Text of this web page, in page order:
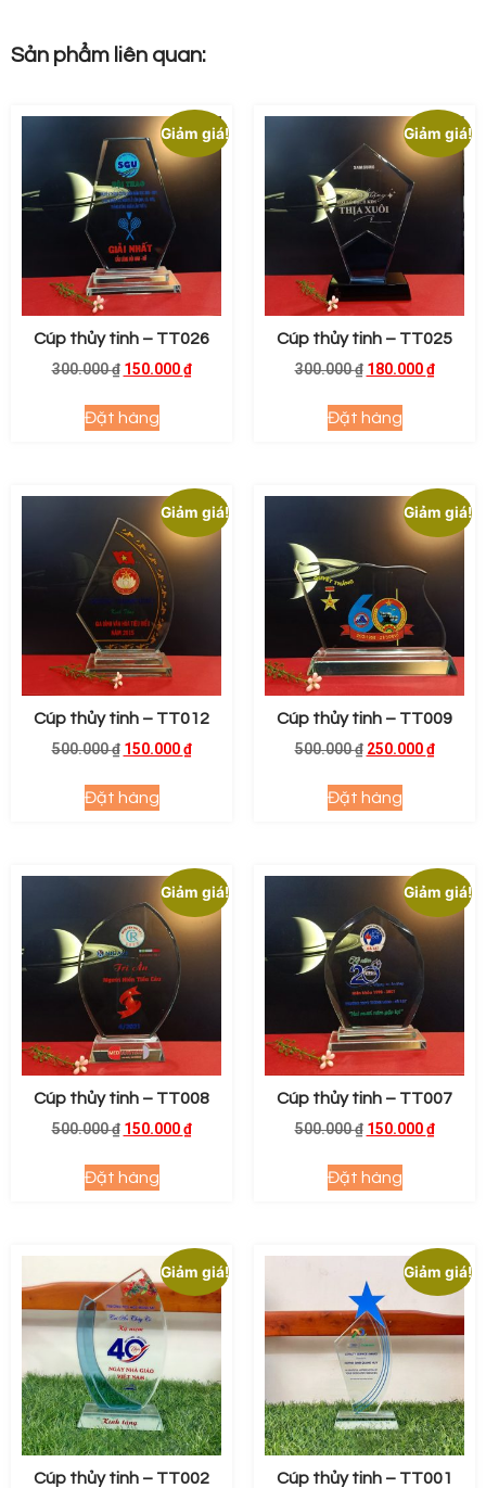
Sản phẩm liên quan:
Giảm giá!
Cúp thủy tinh – TT026
300.000₫ 150.000₫
Đặt hàng
Giảm giá!
Cúp thủy tinh – TT025
300.000₫ 180.000₫
Đặt hàng
Giảm giá!
Cúp thủy tinh – TT012
500.000₫ 150.000₫
Đặt hàng
Giảm giá!
Cúp thủy tinh – TT009
500.000₫ 250.000₫
Đặt hàng
Giảm giá!
Cúp thủy tinh – TT008
500.000₫ 150.000₫
Đặt hàng
Giảm giá!
Cúp thủy tinh – TT007
500.000₫ 150.000₫
Đặt hàng
Giảm giá!
Cúp thủy tinh – TT002
Giảm giá!
Cúp thủy tinh – TT001